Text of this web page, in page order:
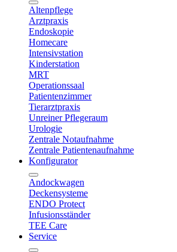
Altenpflege
Arztpraxis
Endoskopie
Homecare
Intensivstation
Kinderstation
MRT
Operationssaal
Patientenzimmer
Tierarztpraxis
Unreiner Pflegeraum
Urologie
Zentrale Notaufnahme
Zentrale Patientenaufnahme
Konfigurator
Andockwagen
Deckensysteme
ENDO Protect
Infusionsständer
TEE Care
Service